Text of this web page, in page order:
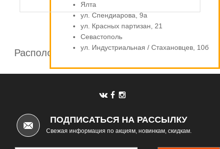
Расположение шинных центров компании
Ялта
ул. Спендиарова, 9а
ул. Красных партизан, 21
Севастополь
ул. Индустриальная / Стахановцев, 10б
ПОДПИСАТЬСЯ НА РАССЫЛКУ
Свежая информация по акциям, новинкам, скидкам.